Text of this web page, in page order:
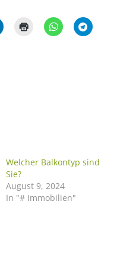
Welcher Balkontyp sind
Sie?
August 9, 2024
In "# Immobilien"